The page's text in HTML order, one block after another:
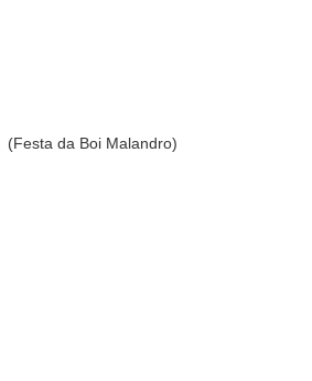
(Festa da Boi Malandro)